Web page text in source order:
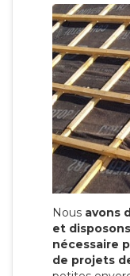
Nous avons
et
nécessaire
de projets